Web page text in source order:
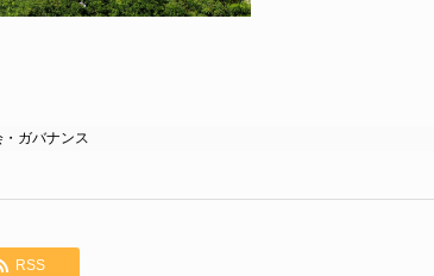
ガバナンス
RSS